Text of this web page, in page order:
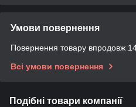
Умови повернення
Повернення товару впродовж
Всі умови повернення
Подібні товари компанії